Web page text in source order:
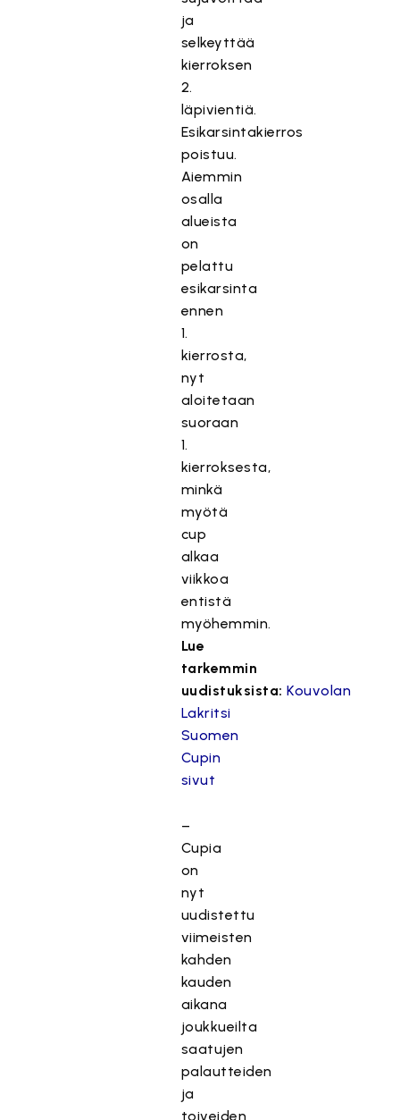
ja
selkeyttää
kierroksen
2.
läpivientiä.
Esikarsintakierros
poistuu.
Aiemmin
osalla
alueista
on
pelattu
esikarsinta
ennen
1.
kierrosta,
nyt
aloitetaan
suoraan
1.
kierroksesta,
minkä
myötä
cup
alkaa
viikkoa
entistä
myöhemmin.
Lue
tarkemmin
uudistuksista: Kouvolan
Lakritsi
Suomen
Cupin
sivut
–
Cupia
on
nyt
uudistettu
viimeisten
kahden
kauden
aikana
joukkueilta
saatujen
palautteiden
ja
toiveiden